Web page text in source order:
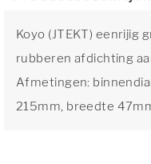
Koyo (JTEKT) eenrijig
rubberen afdichting
Afmetingen:
215mm, breedte